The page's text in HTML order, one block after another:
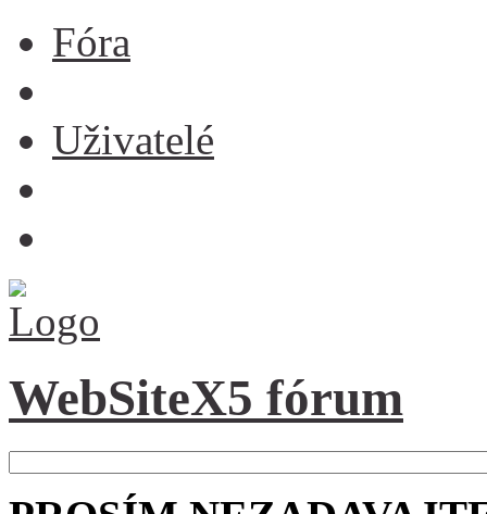
Fóra
Uživatelé
WebSiteX5 fórum